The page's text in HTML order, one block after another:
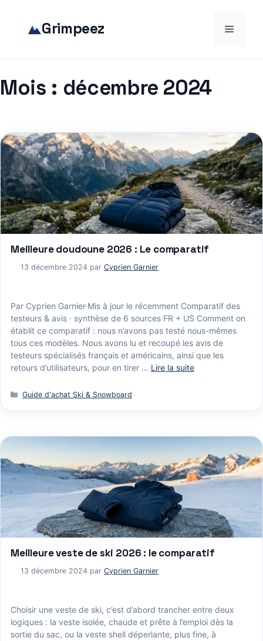
contenu Grimpeez Menu
Mois : décembre 2024
Meilleure doudoune 2026 : Le comparatif
13 décembre 2024 par Cyprien Garnier
Par Cyprien Garnier·Mis à jour le récemment Comparatif des
testeurs & avis · synthèse de 6 sources FR + US Comment on
établit ce comparatif : nous n’avons pas testé nous-mêmes
tous ces modèles. Nous avons lu et recoupé les avis de
testeurs spécialisés français et américains, ainsi que les
retours d’utilisateurs, pour en tirer … Lire la suite
Catégories
Guide d'achat Ski & Snowboard
Meilleure veste de ski 2026 : le comparatif
13 décembre 2024 par Cyprien Garnier
Choisir une veste de ski, c’est d’abord trancher entre deux
logiques : la veste isolée, chaude et prête à l’emploi dès la
sortie du sac, ou la veste shell déperlante, plus fine, à